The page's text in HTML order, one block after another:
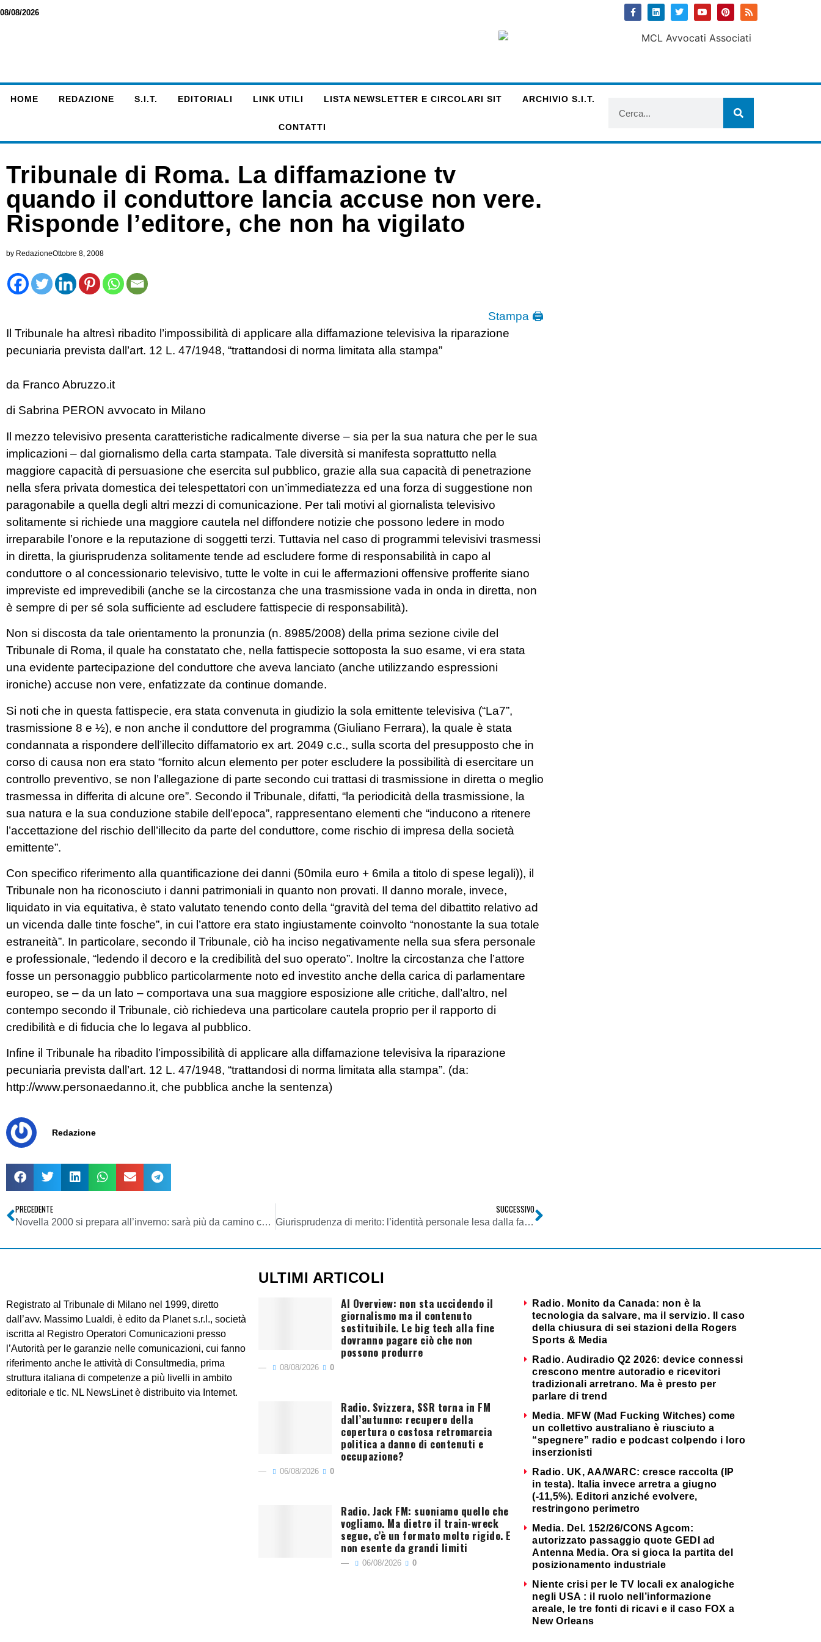
08/08/2026
HOME REDAZIONE S.I.T. EDITORIALI LINK UTILI LISTA NEWSLETTER E CIRCOLARI SIT ARCHIVIO S.I.T.
CONTATTI
Tribunale di Roma. La diffamazione tv
quando il conduttore lancia accuse non vere.
Risponde l’editore, che non ha vigilato
by RedazioneOttobre 8, 2008
Stampa 🖨
Il Tribunale ha altresì ribadito l’impossibilità di applicare alla diffamazione televisiva la riparazione
pecuniaria prevista dall’art. 12 L. 47/1948, “trattandosi di norma limitata alla stampa”
da Franco Abruzzo.it
di Sabrina PERON avvocato in Milano
Il mezzo televisivo presenta caratteristiche radicalmente diverse – sia per la sua natura che per le sua
implicazioni – dal giornalismo della carta stampata. Tale diversità si manifesta soprattutto nella
maggiore capacità di persuasione che esercita sul pubblico, grazie alla sua capacità di penetrazione
nella sfera privata domestica dei telespettatori con un’immediatezza ed una forza di suggestione non
paragonabile a quella degli altri mezzi di comunicazione. Per tali motivi al giornalista televisivo
solitamente si richiede una maggiore cautela nel diffondere notizie che possono ledere in modo
irreparabile l’onore e la reputazione di soggetti terzi. Tuttavia nel caso di programmi televisivi trasmessi
in diretta, la giurisprudenza solitamente tende ad escludere forme di responsabilità in capo al
conduttore o al concessionario televisivo, tutte le volte in cui le affermazioni offensive profferite siano
impreviste ed imprevedibili (anche se la circostanza che una trasmissione vada in onda in diretta, non
è sempre di per sé sola sufficiente ad escludere fattispecie di responsabilità).
Non si discosta da tale orientamento la pronunzia (n. 8985/2008) della prima sezione civile del
Tribunale di Roma, il quale ha constatato che, nella fattispecie sottoposta la suo esame, vi era stata
una evidente partecipazione del conduttore che aveva lanciato (anche utilizzando espressioni
ironiche) accuse non vere, enfatizzate da continue domande.
Si noti che in questa fattispecie, era stata convenuta in giudizio la sola emittente televisiva (“La7”,
trasmissione 8 e ½), e non anche il conduttore del programma (Giuliano Ferrara), la quale è stata
condannata a rispondere dell’illecito diffamatorio ex art. 2049 c.c., sulla scorta del presupposto che in
corso di causa non era stato “fornito alcun elemento per poter escludere la possibilità di esercitare un
controllo preventivo, se non l’allegazione di parte secondo cui trattasi di trasmissione in diretta o meglio
trasmessa in differita di alcune ore”. Secondo il Tribunale, difatti, “la periodicità della trasmissione, la
sua natura e la sua conduzione stabile dell’epoca”, rappresentano elementi che “inducono a ritenere
l’accettazione del rischio dell’illecito da parte del conduttore, come rischio di impresa della società
emittente”.
Con specifico riferimento alla quantificazione dei danni (50mila euro + 6mila a titolo di spese legali)), il
Tribunale non ha riconosciuto i danni patrimoniali in quanto non provati. Il danno morale, invece,
liquidato in via equitativa, è stato valutato tenendo conto della “gravità del tema del dibattito relativo ad
un vicenda dalle tinte fosche”, in cui l’attore era stato ingiustamente coinvolto “nonostante la sua totale
estraneità”. In particolare, secondo il Tribunale, ciò ha inciso negativamente nella sua sfera personale
e professionale, “ledendo il decoro e la credibilità del suo operato”. Inoltre la circostanza che l’attore
fosse un personaggio pubblico particolarmente noto ed investito anche della carica di parlamentare
europeo, se – da un lato – comportava una sua maggiore esposizione alle critiche, dall’altro, nel
contempo secondo il Tribunale, ciò richiedeva una particolare cautela proprio per il rapporto di
credibilità e di fiducia che lo legava al pubblico.
Infine il Tribunale ha ribadito l’impossibilità di applicare alla diffamazione televisiva la riparazione
pecuniaria prevista dall’art. 12 L. 47/1948, “trattandosi di norma limitata alla stampa”. (da:
http://www.personaedanno.it, che pubblica anche la sentenza)
Redazione
PRECEDENTE
Novella 2000 si prepara all’inverno: sarà più da camino che da ombrellone
SUCCESSIVO
Giurisprudenza di merito: l’identità personale lesa dalla falsità di una notizia
Registrato al Tribunale di Milano nel 1999, diretto
dall’avv. Massimo Lualdi, è edito da Planet s.r.l., società
iscritta al Registro Operatori Comunicazioni presso
l’Autorità per le garanzie nelle comunicazioni, cui fanno
riferimento anche le attività di Consultmedia, prima
struttura italiana di competenze a più livelli in ambito
editoriale e tlc. NL NewsLinet è distribuito via Internet.
ULTIMI ARTICOLI
AI Overview: non sta uccidendo il
giornalismo ma il contenuto
sostituibile. Le big tech alla fine
dovranno pagare ciò che non
possono produrre
08/08/2026 0
Radio. Svizzera, SSR torna in FM
dall’autunno: recupero della
copertura o costosa retromarcia
politica a danno di contenuti e
occupazione?
06/08/2026 0
Radio. Jack FM: suoniamo quello che
vogliamo. Ma dietro il train-wreck
segue, c’è un formato molto rigido. E
non esente da grandi limiti
06/08/2026 0
Radio. Monito da Canada: non è la
tecnologia da salvare, ma il servizio. Il caso
della chiusura di sei stazioni della Rogers
Sports & Media
Radio. Audiradio Q2 2026: device connessi
crescono mentre autoradio e ricevitori
tradizionali arretrano. Ma è presto per
parlare di trend
Media. MFW (Mad Fucking Witches) come
un collettivo australiano è riusciuto a
“spegnere” radio e podcast colpendo i loro
inserzionisti
Radio. UK, AA/WARC: cresce raccolta (IP
in testa). Italia invece arretra a giugno
(-11,5%). Editori anziché evolvere,
restringono perimetro
Media. Del. 152/26/CONS Agcom:
autorizzato passaggio quote GEDI ad
Antenna Media. Ora si gioca la partita del
posizionamento industriale
Niente crisi per le TV locali ex analogiche
negli USA : il ruolo nell’informazione
areale, le tre fonti di ricavi e il caso FOX a
New Orleans